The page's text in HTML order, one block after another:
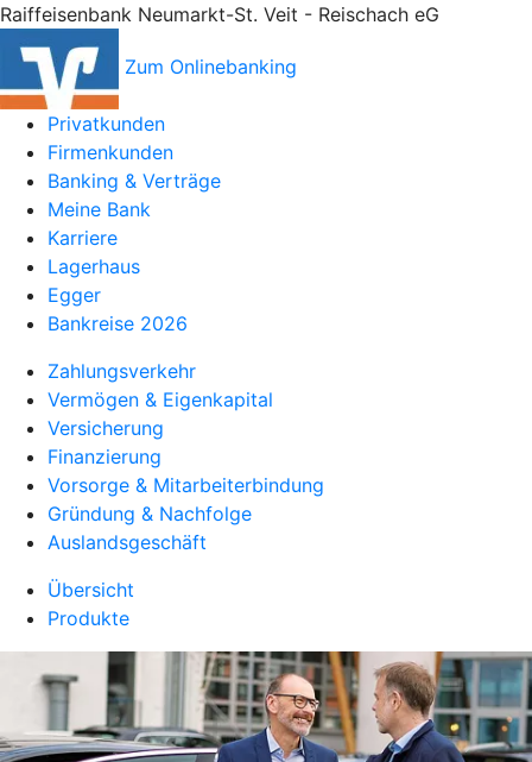
Raiffeisenbank Neumarkt-St. Veit - Reischach eG
Zum Onlinebanking
Privatkunden
Firmenkunden
Banking & Verträge
Meine Bank
Karriere
Lagerhaus
Egger
Bankreise 2026
Zahlungsverkehr
Vermögen & Eigenkapital
Versicherung
Finanzierung
Vorsorge & Mitarbeiterbindung
Gründung & Nachfolge
Auslandsgeschäft
Übersicht
Produkte